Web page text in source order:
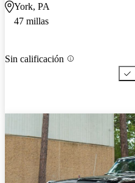
York, PA
47 millas
Sin calificación